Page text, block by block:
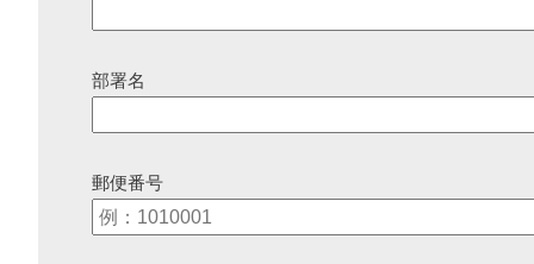
部署名
郵便番号